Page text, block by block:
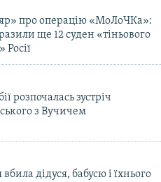
про операцію «МоЛоЧКа»:
ще 12 суден «тіньового
Росії
розпочалась зустріч
з Вучичем
вбила дідуся, бабусю і їхнього